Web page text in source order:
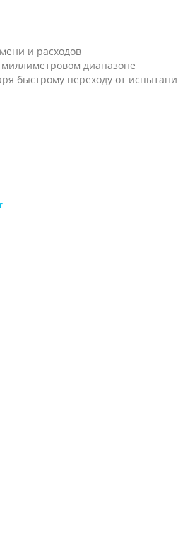
и расходов
диапазоне
быстрому переходу от